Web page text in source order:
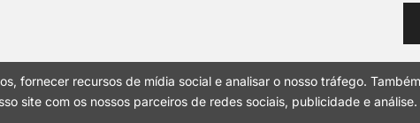
fornecer recursos de mídia social e analisar o nosso tráfego. Também
site com os nossos parceiros de redes sociais, publicidade e análise.